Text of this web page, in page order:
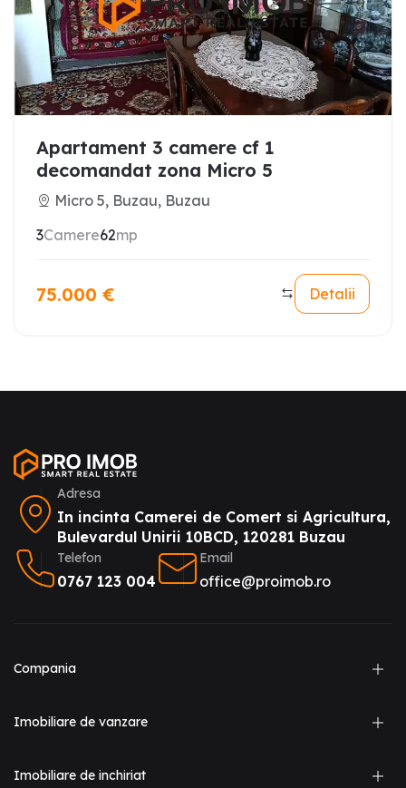
Apartament 3 camere cf 1
decomandat zona Micro 5
Micro 5, Buzau, Buzau
3Camere62mp
75.000 € Detalii
Adresa
In incinta Camerei de Comert si Agricultura,
Bulevardul Unirii 10BCD, 120281 Buzau
Telefon
0767 123 004
Email
office@proimob.ro
Compania
Imobiliare de vanzare
Imobiliare de inchiriat